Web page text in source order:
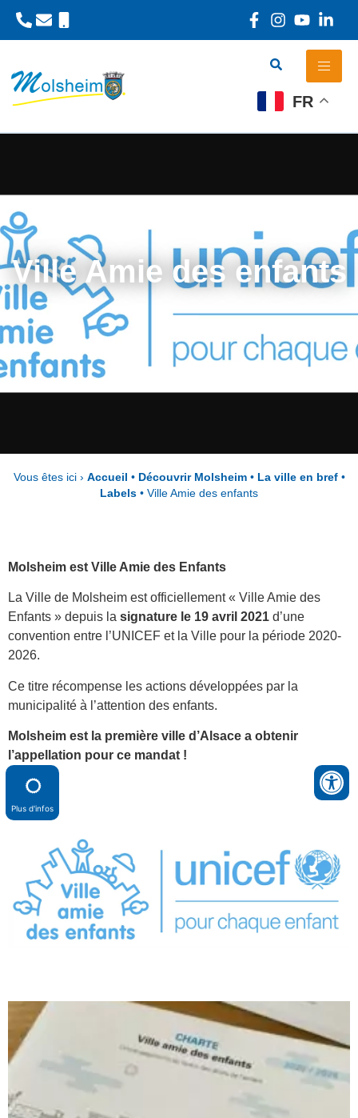
FR
Ville Amie des enfants
Vous êtes ici › Accueil • Découvrir Molsheim• La ville en bref•
Labels • Ville Amie des enfants
Molsheim est Ville Amie des Enfants
La Ville de Molsheim est officiellement « Ville Amie des
Enfants » depuis la signature le 19 avril 2021 d’une
convention entre l’UNICEF et la Ville pour la période 2020-
2026.
Ce titre récompense les actions développées par la
municipalité à l’attention des enfants.
Molsheim est la première ville d’Alsace a obtenir
l’appellation pour ce mandat !
Plus d'infos
Panneau de gestion des cookies